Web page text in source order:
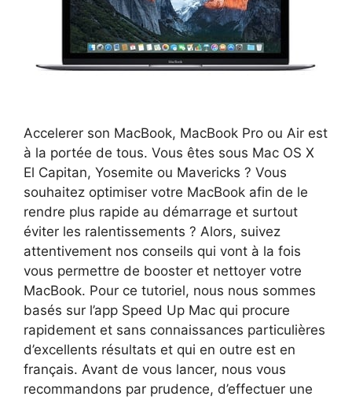
Accelerer son MacBook, MacBook Pro ou Air est
à la portée de tous. Vous êtes sous Mac OS X
El Capitan, Yosemite ou Mavericks ? Vous
souhaitez optimiser votre MacBook afin de le
rendre plus rapide au démarrage et surtout
éviter les ralentissements ? Alors, suivez
attentivement nos conseils qui vont à la fois
vous permettre de booster et nettoyer votre
MacBook. Pour ce tutoriel, nous nous sommes
basés sur l’app Speed Up Mac qui procure
rapidement et sans connaissances particulières
d’excellents résultats et qui en outre est en
français. Avant de vous lancer, nous vous
recommandons par prudence, d’effectuer une